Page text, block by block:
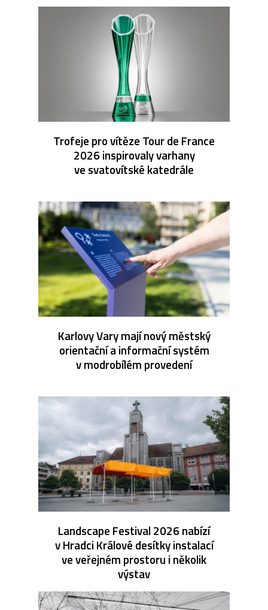
Trofeje pro vítěze Tour de France
2026 inspirovaly varhany
ve svatovítské katedrále
Karlovy Vary mají nový městský
orientační a informační systém
v modrobílém provedení
Landscape Festival 2026 nabízí
v Hradci Králové desítky instalací
ve veřejném prostoru i několik
výstav